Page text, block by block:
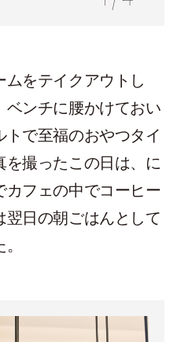
をテイクアウトし
ベンチに腰かけておい
トで至福のおやつタイ
を撮ったこの日は、に
カフェの中でコーヒー
翌日の朝ごはんとして